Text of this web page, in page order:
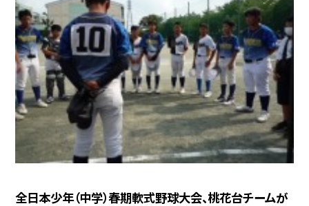
全日本少年（中学）春期軟式野球大会、桃花台チームが